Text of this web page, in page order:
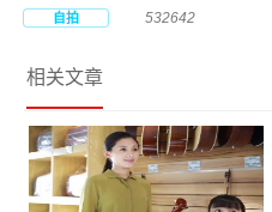
自拍 532642
相关文章